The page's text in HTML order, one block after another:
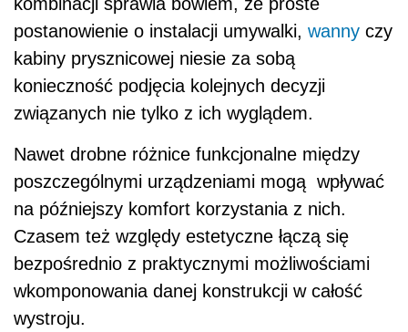
postanowienie o instalacji umywalki, wanny czy
kabiny prysznicowej niesie za sobą
konieczność podjęcia kolejnych decyzji
związanych nie tylko z ich wyglądem.
Nawet drobne różnice funkcjonalne między
poszczególnymi urządzeniami mogą wpływać
na późniejszy komfort korzystania z nich.
Czasem też względy estetyczne łączą się
bezpośrednio z praktycznymi możliwościami
wkomponowania danej konstrukcji w całość
wystroju.